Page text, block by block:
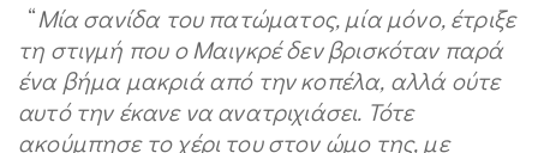
“Μία σανίδα του πατώματος, μία μόνο, έτριξε
τη στιγμή που ο Μαιγκρέ δεν βρισκόταν παρά
ένα βήμα μακριά από την κοπέλα, αλλά ούτε
αυτό την έκανε να ανατριχιάσει. Τότε
ακούμπησε το χέρι του στον ώμο της, με